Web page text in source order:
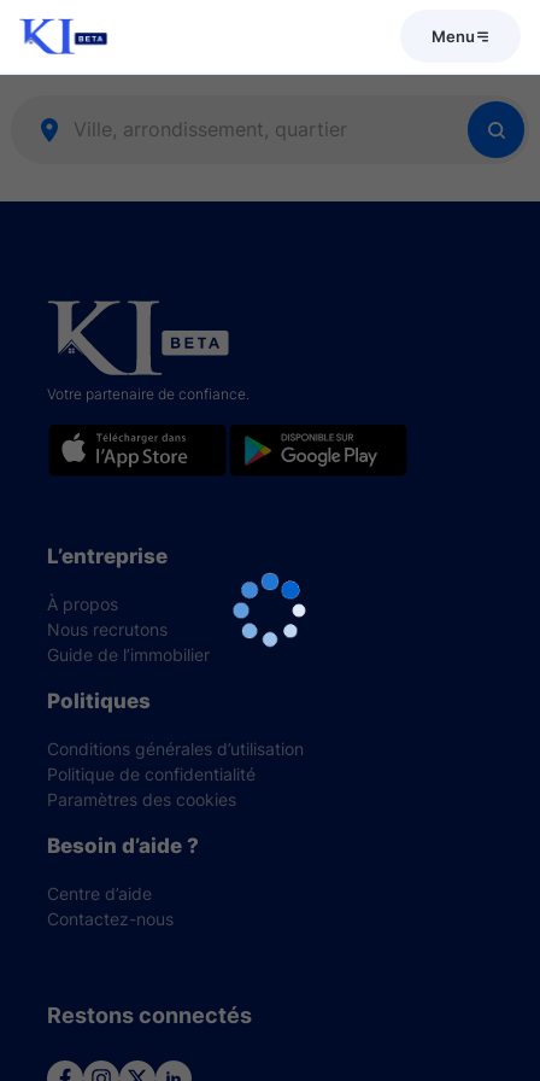
Menu
Votre partenaire de confiance.
L’entreprise
À propos
Nous recrutons
Guide de l’immobilier
Politiques
Conditions générales d’utilisation
Politique de confidentialité
Paramètres des cookies
Besoin d’aide ?
Centre d’aide
Contactez-nous
Restons connectés